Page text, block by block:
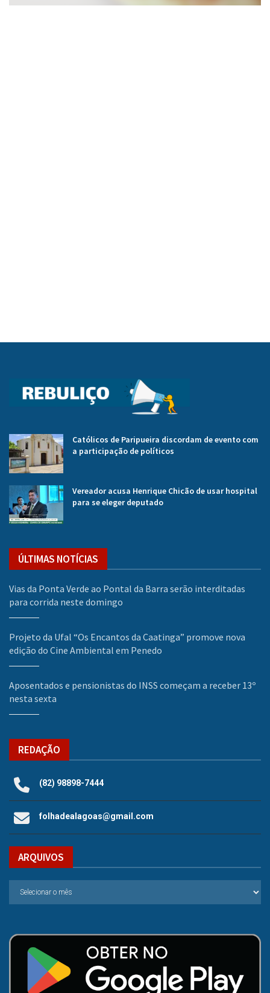
Católicos de Paripueira discordam de evento com
a participação de políticos
Vereador acusa Henrique Chicão de usar hospital
para se eleger deputado
ÚLTIMAS NOTÍCIAS
Vias da Ponta Verde ao Pontal da Barra serão interditadas
para corrida neste domingo
Projeto da Ufal “Os Encantos da Caatinga” promove nova
edição do Cine Ambiental em Penedo
Aposentados e pensionistas do INSS começam a receber 13º
nesta sexta
REDAÇÃO
(82) 98898-7444
folhadealagoas@gmail.com
ARQUIVOS